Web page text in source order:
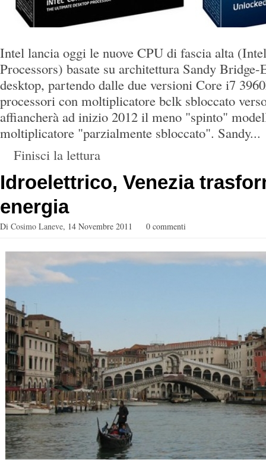
Intel lancia oggi le nuove CPU di fascia alta
Processors) basate su architettura Sandy
desktop, partendo dalle due versioni Core i7
processori con moltiplicatore bclk sbloccato
affiancherà ad inizio 2012 il meno "spinto"
moltiplicatore "parzialmente sbloccato". Sandy...
Finisci la lettura
Idroelettrico, Venezia
energia
Di Cosimo Laneve, 14 Novembre 2011 0 commenti